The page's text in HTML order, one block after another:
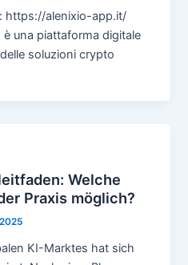
https://alenixio-app.it/
una piattaforma digitale
soluzioni crypto
Welche
Praxis möglich?
KI-Marktes hat sich